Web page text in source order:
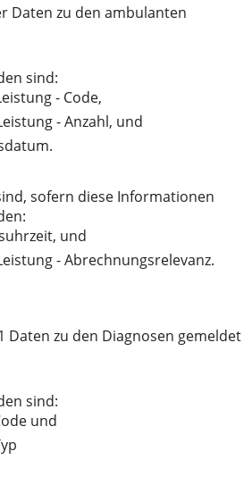
Daten zu den ambulanten
sind:
- Code,
- Anzahl, und
sofern diese Informationen
und
- Abrechnungsrelevanz.
Daten zu den Diagnosen gemeldet
sind:
und